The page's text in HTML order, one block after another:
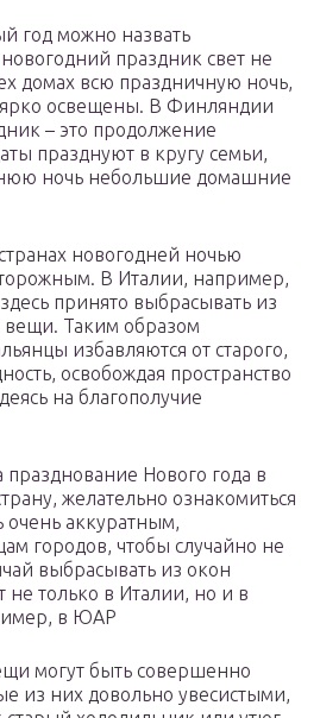
год можно назвать
праздник свет не
домах всю праздничную ночь,
освещены. В Финляндии
– это продолжение
празднуют в кругу семьи,
ночь небольшие домашние
новогодней ночью
В Италии, например,
принято выбрасывать из
Таким образом
избавляются от старого,
освобождая пространство
на благополучие
Нового года в
желательно ознакомиться
очень аккуратным,
городов, чтобы случайно не
выбрасывать из окон
не только в Италии, но и в
в ЮАР
могут быть совершенно
из них довольно увесистыми,